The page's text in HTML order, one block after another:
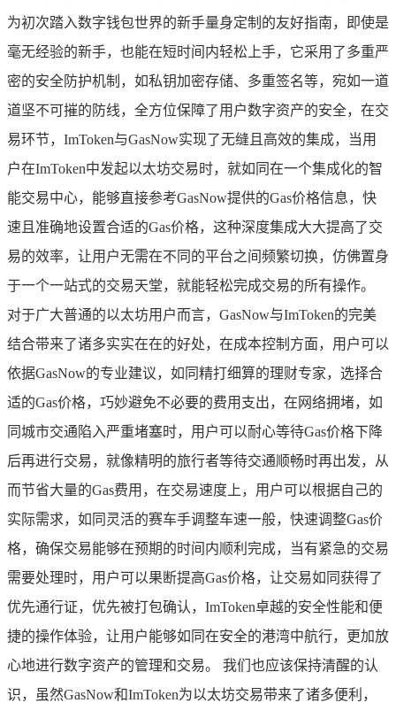
为初次踏入数字钱包世界的新手量身定制的友好指南，即使是
毫无经验的新手，也能在短时间内轻松上手，它采用了多重严
密的安全防护机制，如私钥加密存储、多重签名等，宛如一道
道坚不可摧的防线，全方位保障了用户数字资产的安全，在交
易环节，ImToken与GasNow实现了无缝且高效的集成，当用
户在ImToken中发起以太坊交易时，就如同在一个集成化的智
能交易中心，能够直接参考GasNow提供的Gas价格信息，快
速且准确地设置合适的Gas价格，这种深度集成大大提高了交
易的效率，让用户无需在不同的平台之间频繁切换，仿佛置身
于一个一站式的交易天堂，就能轻松完成交易的所有操作。
对于广大普通的以太坊用户而言，GasNow与ImToken的完美
结合带来了诸多实实在在的好处，在成本控制方面，用户可以
依据GasNow的专业建议，如同精打细算的理财专家，选择合
适的Gas价格，巧妙避免不必要的费用支出，在网络拥堵，如
同城市交通陷入严重堵塞时，用户可以耐心等待Gas价格下降
后再进行交易，就像精明的旅行者等待交通顺畅时再出发，从
而节省大量的Gas费用，在交易速度上，用户可以根据自己的
实际需求，如同灵活的赛车手调整车速一般，快速调整Gas价
格，确保交易能够在预期的时间内顺利完成，当有紧急的交易
需要处理时，用户可以果断提高Gas价格，让交易如同获得了
优先通行证，优先被打包确认，ImToken卓越的安全性能和便
捷的操作体验，让用户能够如同在安全的港湾中航行，更加放
心地进行数字资产的管理和交易。 我们也应该保持清醒的认
识，虽然GasNow和ImToken为以太坊交易带来了诸多便利，